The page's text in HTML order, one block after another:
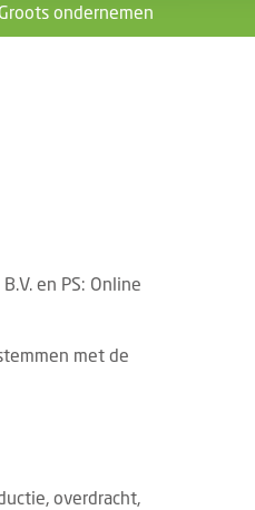
Groots ondernemen
en PS: Online
met de
overdracht,